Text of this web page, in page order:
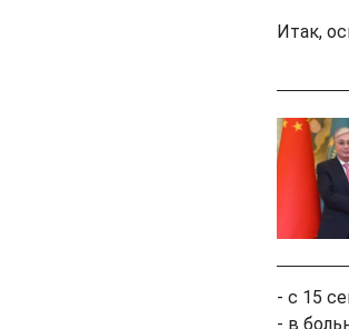
Итак,
- с 15
- в